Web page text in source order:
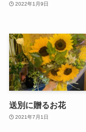
2022年1月9日
送別に贈るお花
2021年7月1日